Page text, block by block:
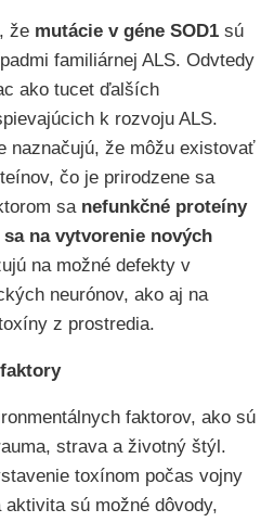
že mutácie v géne SOD1 sú
familiárnej ALS. Odvtedy
ako tucet ďalších
k rozvoju ALS.
naznačujú, že môžu existovať
čo je prirodzene sa
sa nefunkčné proteíny
na vytvorenie nových
na možné defekty v
neurónov, ako aj na
z prostredia.
faktorov, ako sú
strava a životný štýl.
toxínom počas vojny
sú možné dôvody,